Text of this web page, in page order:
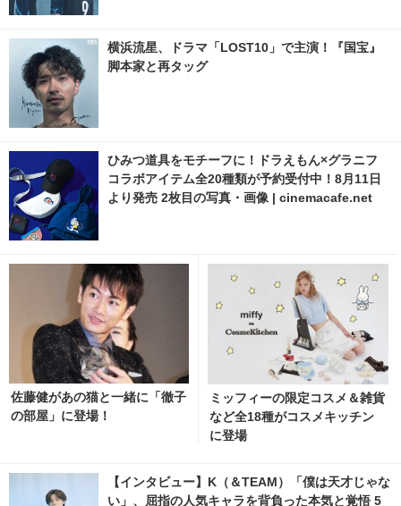
横浜流星、ドラマ「LOST10」で主演！『国宝』
脚本家と再タッグ
ひみつ道具をモチーフに！ドラえもん×グラニフ
コラボアイテム全20種類が予約受付中！8月11日
より発売 2枚目の写真・画像 | cinemacafe.net
佐藤健があの猫と一緒に「徹子
の部屋」に登場！
ミッフィーの限定コスメ＆雑貨
など全18種がコスメキッチン
に登場
【インタビュー】K（＆TEAM）「僕は天才じゃな
い」、屈指の人気キャラを背負った本気と覚悟 5